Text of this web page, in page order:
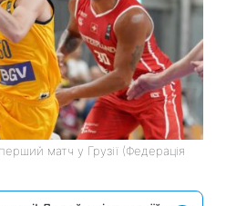
матч у Грузії (Федерація